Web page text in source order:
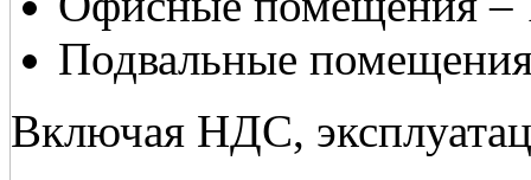
Подвальные
Включая НДС,